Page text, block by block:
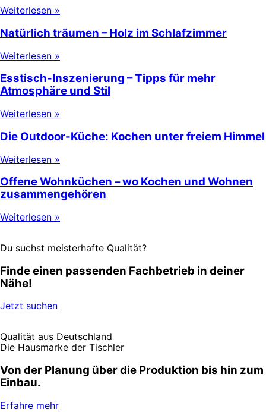
Weiterlesen »
Natürlich träumen – Holz im Schlafzimmer
Weiterlesen »
Esstisch-Inszenierung – Tipps für mehr
Atmosphäre und Stil
Weiterlesen »
Die Outdoor-Küche: Kochen unter freiem Himmel
Weiterlesen »
Offene Wohnküchen – wo Kochen und Wohnen
zusammengehören
Weiterlesen »
Du suchst meisterhafte Qualität?
Finde einen passenden Fachbetrieb in deiner
Nähe!
Jetzt suchen
Qualität aus Deutschland
Die Hausmarke der Tischler
Von der Planung über die Produktion bis hin zum
Einbau.
Erfahre mehr